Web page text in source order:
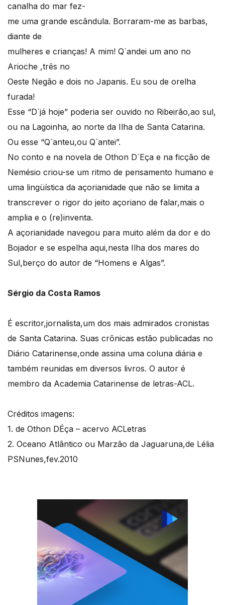
canalha do mar fez-
me uma grande escândula. Borraram-me as barbas,
diante de
mulheres e crianças! A mim! Q`andei um ano no
Arioche ,três no
Oeste Negão e dois no Japanis. Eu sou de orelha
furada!
Esse “D`já hoje” poderia ser ouvido no Ribeirão,ao sul,
ou na Lagoinha, ao norte da Ilha de Santa Catarina.
Ou esse “Q`anteu,ou Q`antei”.
No conto e na novela de Othon D`Eça e na ficção de
Nemésio criou-se um ritmo de pensamento humano e
uma lingüística da açorianidade que não se limita a
transcrever o rigor do jeito açoriano de falar,mais o
amplia e o (re)inventa.
A açorianidade navegou para muito além da dor e do
Bojador e se espelha aqui,nesta Ilha dos mares do
Sul,berço do autor de “Homens e Algas”.
Sérgio da Costa Ramos
É escritor,jornalista,um dos mais admirados cronistas
de Santa Catarina. Suas crônicas estão publicadas no
Diário Catarinense,onde assina uma coluna diária e
também reunidas em diversos livros. O autor é
membro da Academia Catarinense de letras-ACL.
Créditos imagens:
1. de Othon DÉça – acervo ACLetras
2. Oceano Atlântico ou Marzão da Jaguaruna,de Lélia
PSNunes,fev.2010